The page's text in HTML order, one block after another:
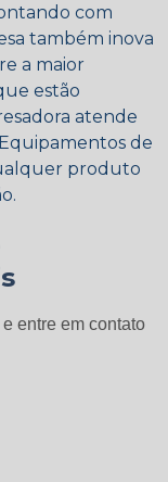
com
também inova
a maior
estão
atende
de
produto
e entre em contato